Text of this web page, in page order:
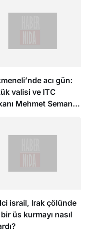
acı gün:
valisi ve ITC
Mehmet Seman
israil, Irak çölünde
üs kurmayı nasıl